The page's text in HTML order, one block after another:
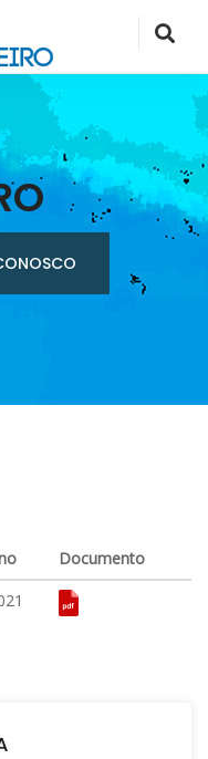
Documento